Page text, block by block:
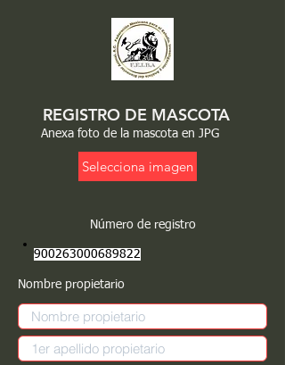
REGISTRO DE MASCOTA
Anexa foto de la mascota en JPG
Selecciona imagen
Número de registro
900263000689822
Nombre propietario